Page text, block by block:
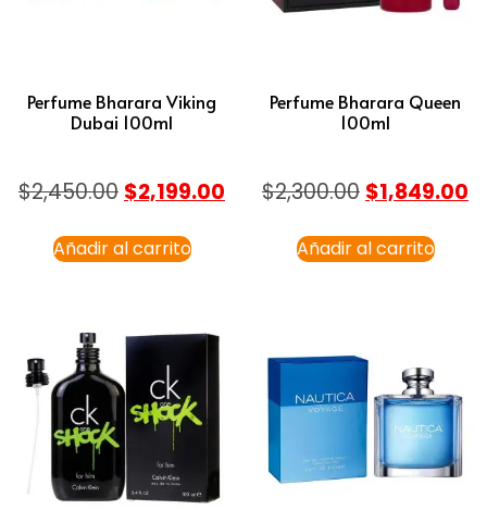
Perfume Bharara Viking
Dubai 100ml
$2,450.00 $2,199.00
Añadir al carrito
Perfume Bharara Queen
100ml
$2,300.00 $1,849.00
Añadir al carrito